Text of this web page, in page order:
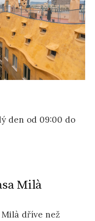
den od 09:00 do
Milà
dříve než